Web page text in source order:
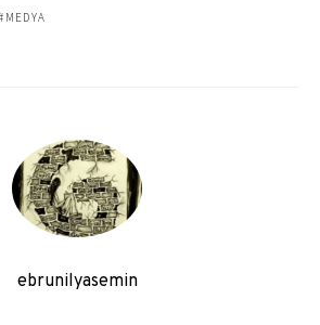
MEDYA
ebrunilyasemin